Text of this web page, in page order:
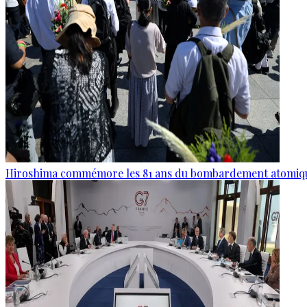
Hiroshima commémore les 81 ans du bombardement